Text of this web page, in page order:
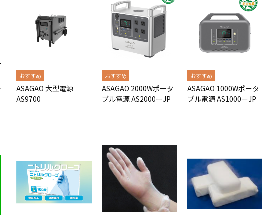
ASAGAO 大型電源
AS9700
ASAGAO 2000Wポータ
ブル電源 AS2000ーJP
ASAGAO 1000Wポータ
ブル電源 AS1000ーJP